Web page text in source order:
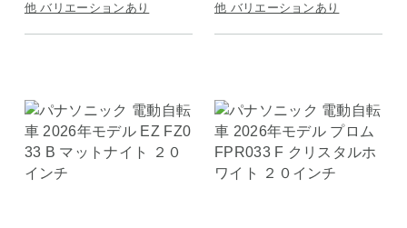
他 バリエーションあり
他 バリエーションあり